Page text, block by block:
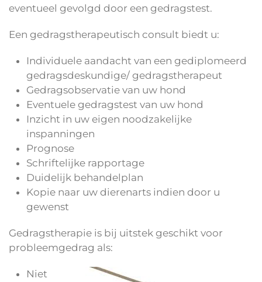
eventueel gevolgd door een gedragstest.
Een gedragstherapeutisch consult biedt u:
Individuele aandacht van een gediplomeerd
gedragsdeskundige/ gedragstherapeut
Gedragsobservatie van uw hond
Eventuele gedragstest van uw hond
Inzicht in uw eigen noodzakelijke
inspanningen
Prognose
Schriftelijke rapportage
Duidelijk behandelplan
Kopie naar uw dierenarts indien door u
gewenst
Gedragstherapie is bij uitstek geschikt voor
probleemgedrag als:
Niet